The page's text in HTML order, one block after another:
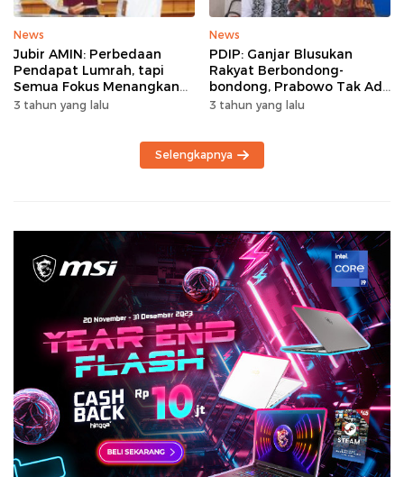
News
Jubir AMIN: Perbedaan
Pendapat Lumrah, tapi
Semua Fokus Menangkan
Anies-Muhaimin
3 tahun yang lalu
News
PDIP: Ganjar Blusukan
Rakyat Berbondong-
bondong, Prabowo Tak Ada
yang Datang
3 tahun yang lalu
Selengkapnya